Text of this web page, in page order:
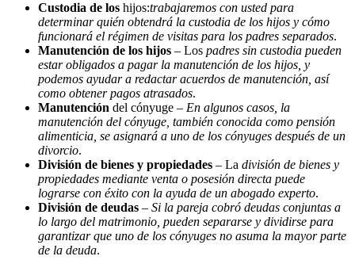
Custodia de los hijos:trabajaremos con usted para
determinar quién obtendrá la custodia de los hijos y cómo
funcionará el régimen de visitas para los padres separados.
Manutención de los hijos – Los padres sin custodia pueden
estar obligados a pagar la manutención de los hijos, y
podemos ayudar a redactar acuerdos de manutención, así
como obtener pagos atrasados.
Manutención del cónyuge – En algunos casos, la
manutención del cónyuge, también conocida como pensión
alimenticia, se asignará a uno de los cónyuges después de un
divorcio.
División de bienes y propiedades – La división de bienes y
propiedades mediante venta o posesión directa puede
lograrse con éxito con la ayuda de un abogado experto.
División de deudas – Si la pareja cobró deudas conjuntas a
lo largo del matrimonio, pueden separarse y dividirse para
garantizar que uno de los cónyuges no asuma la mayor parte
de la deuda.